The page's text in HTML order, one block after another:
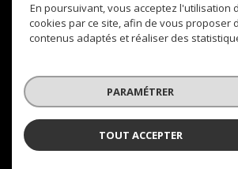
© 2026 | Tous droits réservés
Nos honoraires
Nos partenaires
En poursuivant, vous acceptez l'utilisation
cookies par ce site, afin de vous proposer
contenus adaptés et réaliser des
PARAMÉTRER
TOUT ACCEPTER